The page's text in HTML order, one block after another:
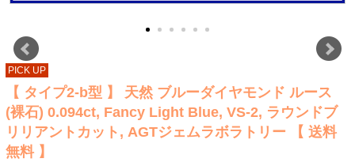
PICK UP
【 タイプ2-b型 】 天然 ブルーダイヤモンド ルース
(裸石) 0.094ct, Fancy Light Blue, VS-2, ラウンドブ
リリアントカット, AGTジェムラボラトリー 【 送料
無料 】